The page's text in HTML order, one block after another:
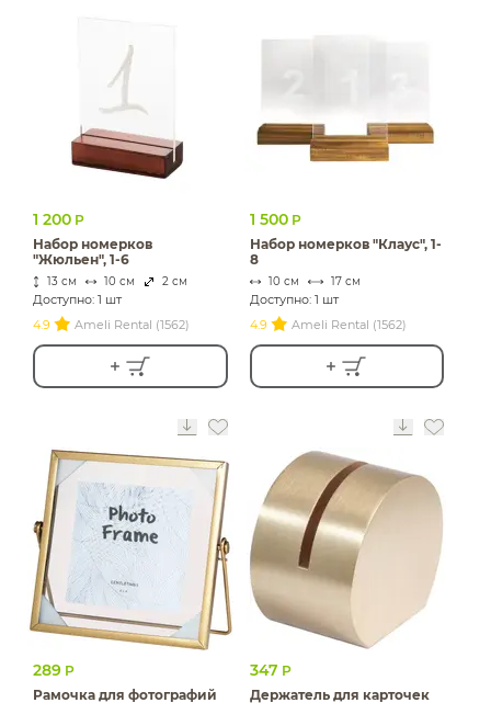
1 200 Р
Набор номерков
"Жюльен", 1-6
13 см 10 см 2 см
Доступно: 1 шт
4.9
Ameli Rental (1562)
1 500 Р
Набор номерков "Клаус", 1-
8
10 см 17 см
Доступно: 1 шт
4.9
Ameli Rental (1562)
289 Р
Рамочка для фотографий
347 Р
Держатель для карточек